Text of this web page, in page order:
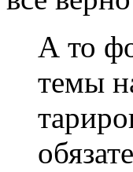
А то
темы